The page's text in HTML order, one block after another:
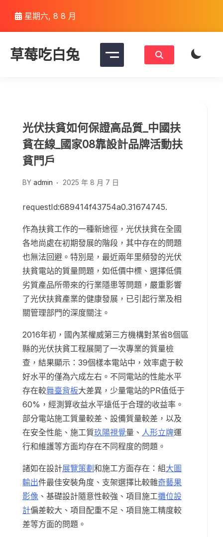
content
星期六, 8 8 月
草莓吃白兔
光伏扶貧如何保證高品質_中國扶
貧在線_國家08靠設計品牌活動扶
貧門戶
BY admin 2025 年 8 月 7 日
requestId:689414f43754a0.31674745.
作為扶貧工作的一種新途徑，光伏扶貧在全國
各地尚處在初期發展的階段，其中存在的問題
也無法回避。特別是，最近兩年里頻發的光伏
扶貧電站的質量問題，如低價中標、選擇低價
劣質產品所帶來的行業隱患等問題，嚴重影響
了光伏扶貧產業的健康發展，已引起行業及相
關管理部門的深度關注。
2016年初，國內某權威第三方機構對某省8個區
縣的光伏扶貧工程展開了一次專業的質量檢
查，結果顯示：39個樣本電站中，效率處于較
好水平的僅為六成左右。不同電站的性能水平
存在較舞臺背板大差異，少量電站的PR值低于
60%，經測算收益水平遠低于合理的收益率。
部分電站施工質量較差、設備質量較差，以及
在安全性能、施工質玖陽視覺量、 人形立牌運
行和維護等方面均存在不同程度的問題。
諸如在設計展覽策劃 和施工方面存在：組大圖
輸出件最佳安裝角度、支架選擇比較雜奇藝果
影像 、基礎設計隨意性較強、項目施工攤位設
計偏差較大、項目配重不足、項目施工精度較
差等方面的問題。